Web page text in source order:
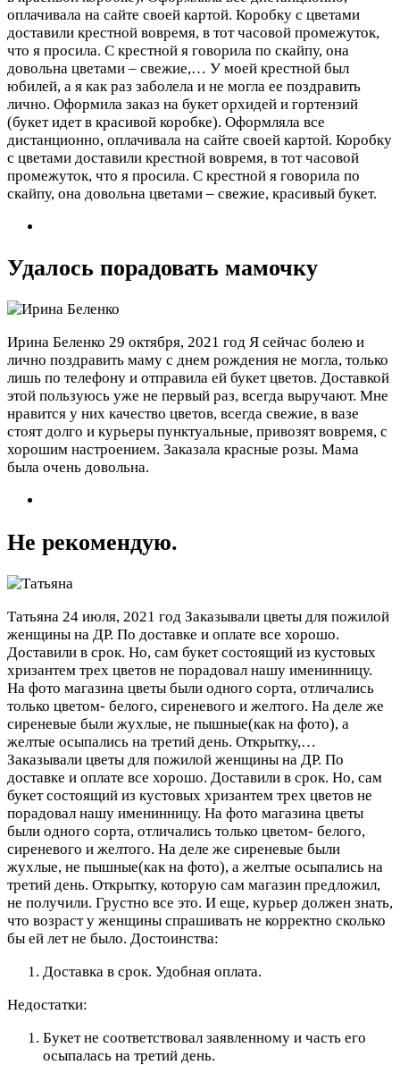
оплачивала на сайте своей картой. Коробку с цветами
доставили крестной вовремя, в тот часовой промежуток,
что я просила. С крестной я говорила по скайпу, она
довольна цветами – свежие,… У моей крестной был
юбилей, а я как раз заболела и не могла ее поздравить
лично. Оформила заказ на букет орхидей и гортензий
(букет идет в красивой коробке). Оформляла все
дистанционно, оплачивала на сайте своей картой. Коробку
с цветами доставили крестной вовремя, в тот часовой
промежуток, что я просила. С крестной я говорила по
скайпу, она довольна цветами – свежие, красивый букет.
Удалось порадовать мамочку
Ирина Беленко 29 октября, 2021 год Я сейчас болею и
лично поздравить маму с днем рождения не могла, только
лишь по телефону и отправила ей букет цветов. Доставкой
этой пользуюсь уже не первый раз, всегда выручают. Мне
нравится у них качество цветов, всегда свежие, в вазе
стоят долго и курьеры пунктуальные, привозят вовремя, с
хорошим настроением. Заказала красные розы. Мама
была очень довольна.
Не рекомендую.
Татьяна 24 июля, 2021 год Заказывали цветы для пожилой
женщины на ДР. По доставке и оплате все хорошо.
Доставили в срок. Но, сам букет состоящий из кустовых
хризантем трех цветов не порадовал нашу именинницу.
На фото магазина цветы были одного сорта, отличались
только цветом- белого, сиреневого и желтого. На деле же
сиреневые были жухлые, не пышные(как на фото), а
желтые осыпались на третий день. Открытку,…
Заказывали цветы для пожилой женщины на ДР. По
доставке и оплате все хорошо. Доставили в срок. Но, сам
букет состоящий из кустовых хризантем трех цветов не
порадовал нашу именинницу. На фото магазина цветы
были одного сорта, отличались только цветом- белого,
сиреневого и желтого. На деле же сиреневые были
жухлые, не пышные(как на фото), а желтые осыпались на
третий день. Открытку, которую сам магазин предложил,
не получили. Грустно все это. И еще, курьер должен знать,
что возраст у женщины спрашивать не корректно сколько
бы ей лет не было. Достоинства:
Доставка в срок. Удобная оплата.
Недостатки:
Букет не соответствовал заявленному и часть его
осыпалась на третий день.